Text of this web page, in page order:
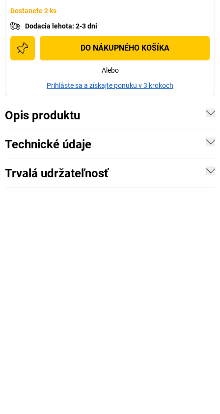
Dostanete 2 ks
Dodacia lehota: 2-3 dni
DO NÁKUPNÉHO KOŠÍKA
Alebo
Prihláste sa a získajte ponuku v 3 krokoch
Opis produktu
Technické údaje
Trvalá udržateľnosť